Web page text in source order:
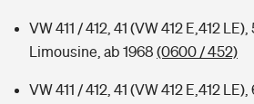
VW 411 / 412, 41 (VW 412 E,412
Limousine, ab 1968 (0600 / 452)
VW 411 / 412, 41 (VW 412 E,412